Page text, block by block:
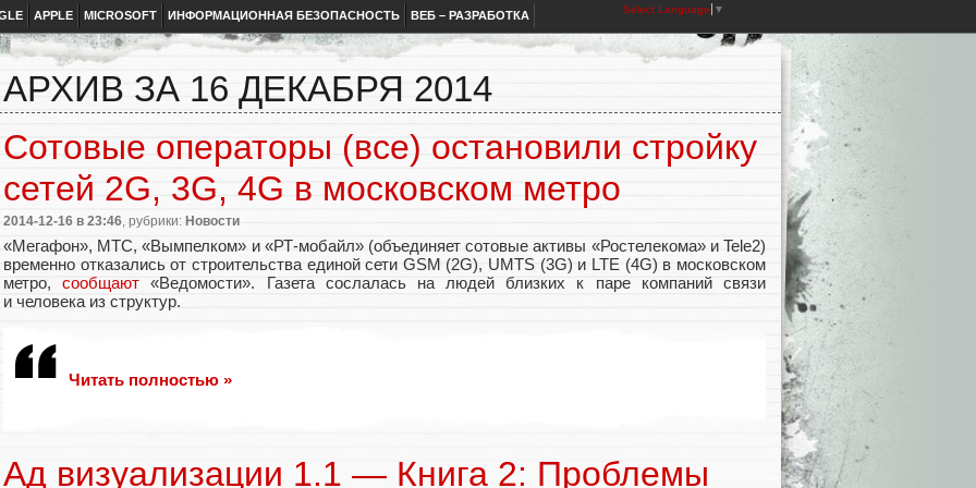
APPLE MICROSOFT ИНФОРМАЦИОННАЯ БЕЗОПАСНОСТЬ ВЕБ – РАЗРАБОТКА Select Language ▼
АРХИВ ЗА 16 ДЕКАБРЯ 2014
Сотовые операторы (все) остановили стройку
сетей 2G, 3G, 4G в московском метро
2014-12-16 в 23:46, рубрики: Новости
«Мегафон», МТС, «Вымпелком» и «РТ-мобайл» (объединяет сотовые активы «Ростелекома» и Tele2)
временно отказались от строительства единой сети GSM (2G), UMTS (3G) и LTE (4G) в московском
метро,сообщают «Ведомости». Газета сослалась на людей близких к паре компаний связи
и человека из структур.
Читать полностью »
Ад визуализации 1.1 — Книга 2: Проблемы